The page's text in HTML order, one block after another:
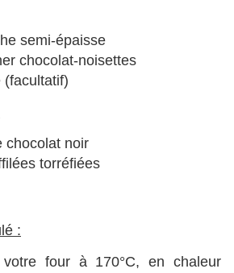
semi-épaisse
chocolat-noisettes
(facultatif)
chocolat noir
torréfiées
:
votre four à 170°C, en chaleur